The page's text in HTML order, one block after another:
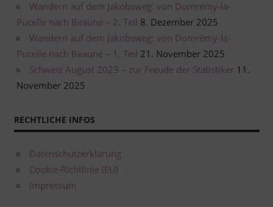
Wandern auf dem Jakobsweg: von Domrémy-la-
Pucelle nach Beaune – 2. Teil 8. Dezember 2025
Wandern auf dem Jakobsweg: von Domrémy-la-
Pucelle nach Beaune – 1. Teil 21. November 2025
Schweiz August 2023 – zur Freude der Statistiker 11.
November 2025
RECHTLICHE INFOS
Datenschutzerklärung
Cookie-Richtlinie (EU)
Impressum